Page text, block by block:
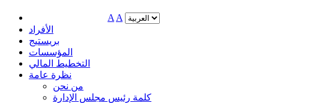
A A
الأفراد
بريستيج
المؤسسات
التخطيط المالي
نظرة عامة
من نحن
كلمة رئيس مجلس الإدارة